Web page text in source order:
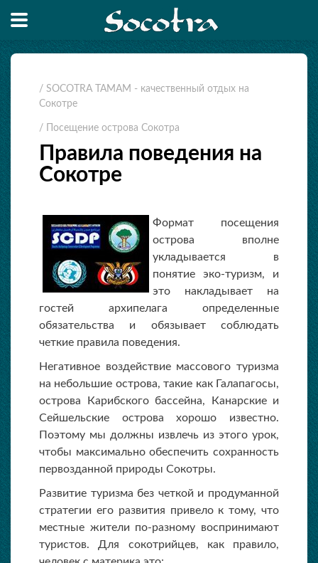
/ SOCOTRA TAMAM - качественный отдых на
Сокотре
/ Посещение острова Cокотра
Правила поведения на
Сокотре
Формат посещения
острова вполне
укладывается в
понятие эко-туризм, и
это накладывает на
гостей архипелага определенные
обязательства и обязывает соблюдать
четкие правила поведения.
Негативное воздействие массового туризма
на небольшие острова, такие как Галапагосы,
острова Карибского бассейна, Канарские и
Сейшельские острова хорошо известно.
Поэтому мы должны извлечь из этого урок,
чтобы максимально обеспечить сохранность
первозданной природы Сокотры.
Развитие туризма без четкой и продуманной
стратегии его развития привело к тому, что
местные жители по-разному воспринимают
туристов. Для сокотрийцев, как правило,